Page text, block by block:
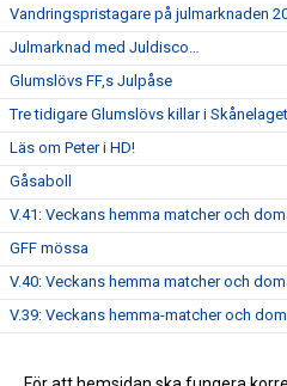
Vandringspristagare på julmarknaden
Julmarknad med Juldisco…
Glumslövs FF,s Julpåse
Tre tidigare Glumslövs killar i Skånelaget
Läs om Peter i HD!
Gåsaboll
V.41: Veckans hemma matcher och
GFF mössa
V.40: Veckans hemma matcher och
V.39: Veckans hemma-matcher och
Info brev augusti 2016